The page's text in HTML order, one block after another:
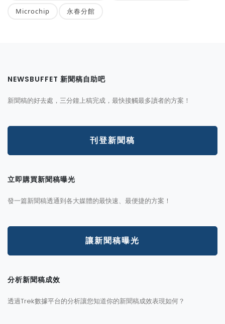
Microchip 永春分館
NEWSBUFFET 新聞稿自助吧
新聞稿的好去處，三分鐘上稿完成，最快接觸最多讀者的方案！
刊登新聞稿
立即購買新聞稿曝光
發一篇新聞稿透通到各大媒體的最快速、最便捷的方案！
讓新聞稿曝光
分析新聞稿成效
透過Trek數據平台的分析讓您知道你的新聞稿成效表現如何？